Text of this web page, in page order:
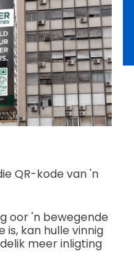
QR-kode van 'n
oor 'n bewegende
kan hulle vinnig
meer inligting